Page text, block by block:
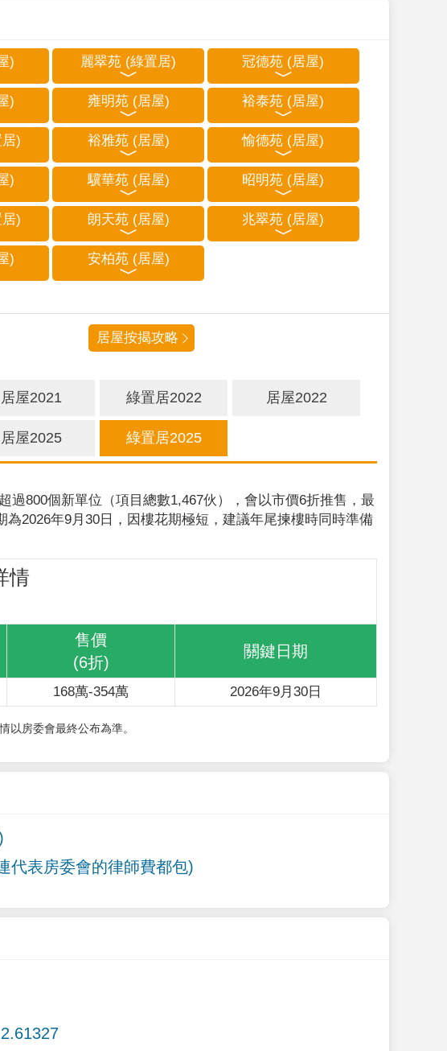
) 麗翠苑 (綠置居) 冠德苑 (居屋)
) 雍明苑 (居屋) 裕泰苑 (居屋)
) 裕雅苑 (居屋) 愉德苑 (居屋)
) 驥華苑 (居屋) 昭明苑 (居屋)
) 朗天苑 (居屋) 兆翠苑 (居屋)
) 安柏苑 (居屋)
居屋按揭攻略
居屋2021 綠置居2022 居屋2022
居屋2025 綠置居2025
800個新單位（項目總數1,467伙），會以市價6折推售，最
2026年9月30日，因樓花期極短，建議年尾揀樓時同時準備
情
售價
(6折)
關鍵日期
168萬-354萬 2026年9月30日
以房委會最終公布為準。
代表房委會的律師費都包)